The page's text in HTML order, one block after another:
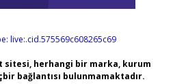
live:.cid.575569c608265c69
sitesi, herhangi bir marka, kurum
bağlantısı bulunmamaktadır.